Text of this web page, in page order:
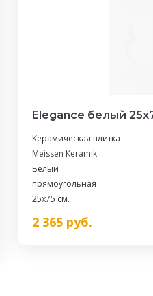
Elegance белый
Керамическая плитка
Meissen Keramik
Белый
прямоугольная
25x75 см.
2 365руб.